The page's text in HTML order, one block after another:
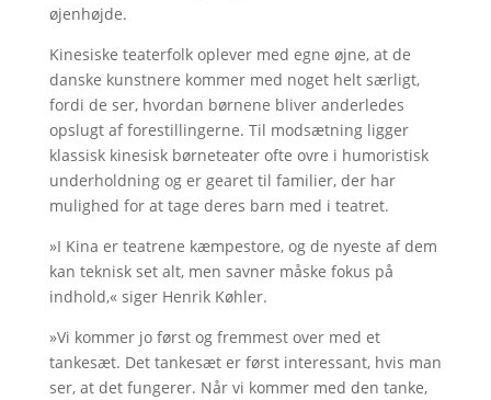
øjenhøjde.
Kinesiske teaterfolk oplever med egne øjne, at de
danske kunstnere kommer med noget helt særligt,
fordi de ser, hvordan børnene bliver anderledes
opslugt af forestillingerne. Til modsætning ligger
klassisk kinesisk børneteater ofte ovre i humoristisk
underholdning og er gearet til familier, der har
mulighed for at tage deres barn med i teatret.
»I Kina er teatrene kæmpestore, og de nyeste af dem
kan teknisk set alt, men savner måske fokus på
indhold,« siger Henrik Køhler.
»Vi kommer jo først og fremmest over med et
tankesæt. Det tankesæt er først interessant, hvis man
ser, at det fungerer. Når vi kommer med den tanke,